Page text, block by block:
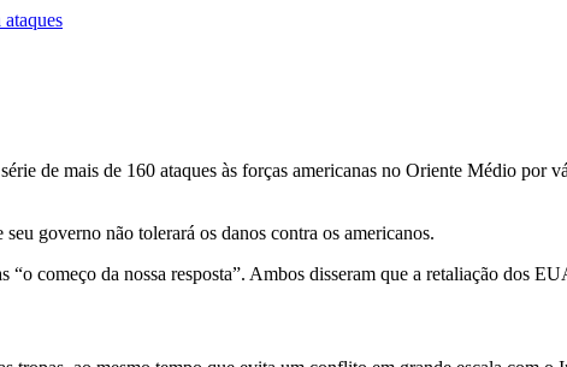
de mais de 160 ataques às forças americanas no Oriente Médio por
governo não tolerará os danos contra os americanos.
começo da nossa resposta”. Ambos disseram que a retaliação dos